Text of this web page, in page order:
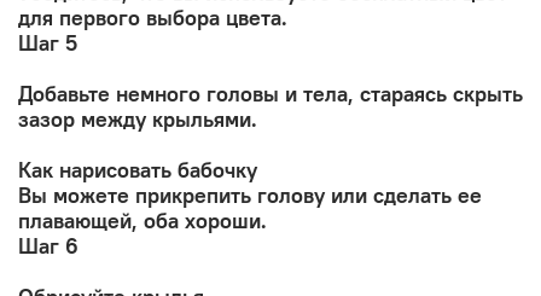
для первого выбора цвета.
Шаг 5
Добавьте немного головы и тела, стараясь скрыть
зазор между крыльями.
Как нарисовать бабочку
Вы можете прикрепить голову или сделать ее
плавающей, оба хороши.
Шаг 6